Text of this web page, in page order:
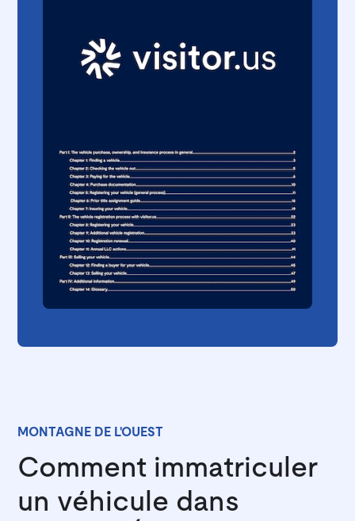
MONTAGNE DE L'OUEST
Comment immatriculer
un véhicule dans